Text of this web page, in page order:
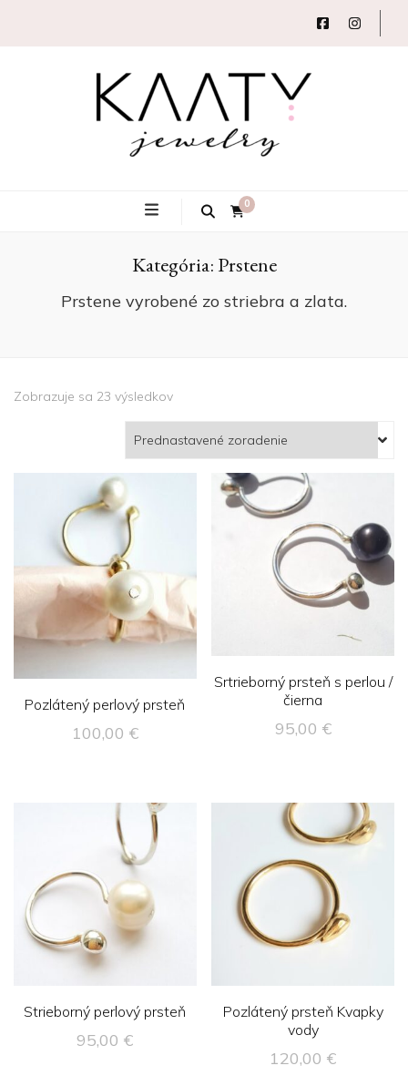
Kaaty
Jewelry
0
Kategória:Prstene
Prstene vyrobené zo striebra a zlata.
Zobrazuje sa 23 výsledkov
Pozlátený perlový prsteň
100,00 €
Srtrieborný prsteň s perlou /
čierna
95,00 €
Strieborný perlový prsteň
95,00€
Pozlátený prsteň Kvapky
vody
120,00€